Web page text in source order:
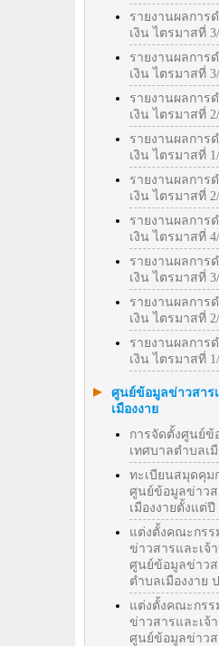
รายงานผลการ
เงิน ไตรมาสที่
รายงานผลการ
เงิน ไตรมาสที่
รายงานผลการ
เงิน ไตรมาสที่
รายงานผลการ
เงิน ไตรมาสที่
รายงานผลการ
เงิน ไตรมาสที่
รายงานผลการ
เงิน ไตรมาสที่
รายงานผลการ
เงิน ไตรมาสที่
รายงานผลการ
เงิน ไตรมาสที่
รายงานผลการ
เงิน ไตรมาสที่
ศูนย์ข้อมูลข่าวสาร
เมืองงาย
การจัดตั้งศูนย์ข้
เทศบาลตำบลเมื
ทะเบียนสมุดคุม
ศูนย์ข้อมูลข่าวส
เมืองงายตั้งแต่ปี
แต่งตั้งคณะกรร
ข่าวสารและเจ้
ศูนย์ข้อมูลข่าวส
ตำบลเมืองงาย
แต่งตั้งคณะกรร
ข่าวสารและเจ้
ศูนย์ข้อมูลข่าวส